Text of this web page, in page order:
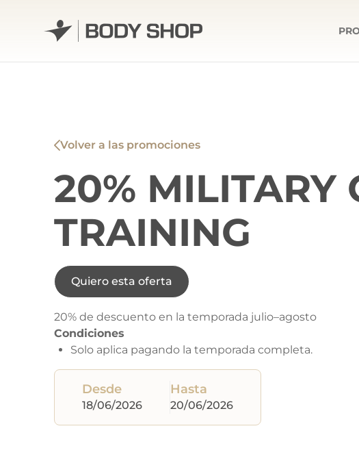
Volver a las promociones
20% MILITARY
TRAINING
Quiero esta oferta
20% de descuento en la temporada julio–agosto
Condiciones
Solo aplica pagando la temporada completa.
Desde
18/06/2026
Hasta
20/06/2026